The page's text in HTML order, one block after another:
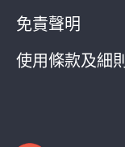
免責聲明
使用條款及細則